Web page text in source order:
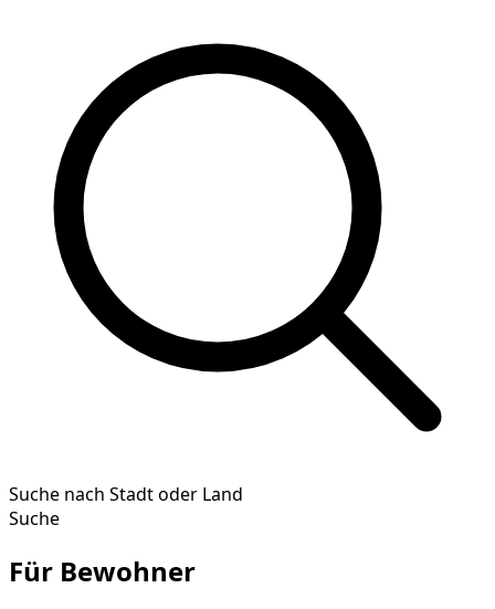
Suche nach Stadt oder Land
Suche
Für Bewohner